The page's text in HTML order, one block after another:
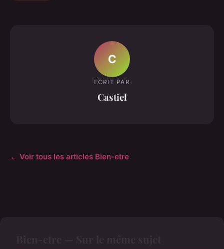
C
ECRIT PAR
Castiel
← Voir tous les articles Bien-etre